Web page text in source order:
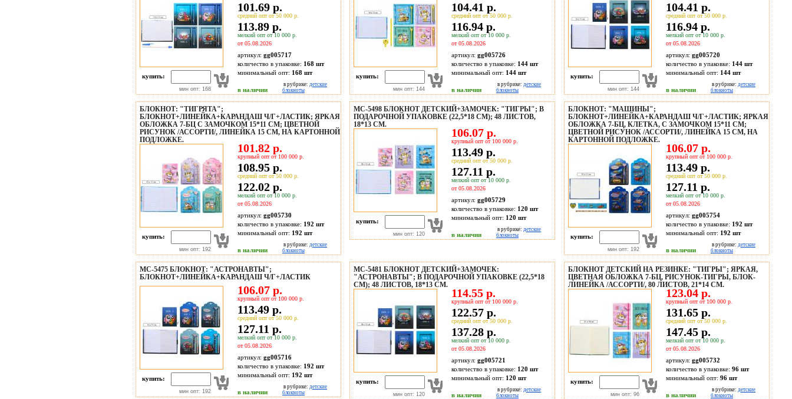
купить:
мин опт: 168
101.69 р.
средний опт от 50 000 р.
113.89 р.
мелкий опт от 10 000 р.
от 05.08.2026
артикул: gg005717
количество в упаковке: 168 шт
минимальный опт: 168 шт
в наличии
в рубрике: детские
блокноты
купить:
мин опт: 144
104.41 р.
средний опт от 50 000 р.
116.94 р.
мелкий опт от 10 000 р.
от 05.08.2026
артикул: gg005726
количество в упаковке: 144 шт
минимальный опт: 144 шт
в наличии
в рубрике: детские
блокноты
купить:
мин опт: 144
104.41 р.
средний опт от 50 000 р.
116.94 р.
мелкий опт от 10 000 р.
от 05.08.2026
артикул: gg005720
количество в упаковке: 144 шт
минимальный опт: 144 шт
в наличии
в рубрике: детские
блокноты
БЛОКНОТ: "ТИГРЯТА";
БЛОКНОТ+ЛИНЕЙКА+КАРАНДАШ Ч/Г+ЛАСТИК; ЯРКАЯ
ОБЛОЖКА 7-БЦ С ЗАМОЧКОМ 15*11 СМ; ЦВЕТНОЙ
РИСУНОК /АССОРТИ/, ЛИНЕЙКА 15 СМ, НА КАРТОННОЙ
ПОДЛОЖКЕ.
купить:
мин опт: 192
101.82 р.
крупный опт от 100 000 р.
108.95 р.
средний опт от 50 000 р.
122.02 р.
мелкий опт от 10 000 р.
от 05.08.2026
артикул: gg005730
количество в упаковке: 192 шт
минимальный опт: 192 шт
в наличии
в рубрике: детские
блокноты
МС-5498 БЛОКНОТ ДЕТСКИЙ+ЗАМОЧЕК: "ТИГРЫ"; В
ПОДАРОЧНОЙ УПАКОВКЕ (22,5*18 СМ); 48 ЛИСТОВ,
18*13 СМ.
купить:
мин опт: 120
106.07 р.
крупный опт от 100 000 р.
113.49 р.
средний опт от 50 000 р.
127.11 р.
мелкий опт от 10 000 р.
от 05.08.2026
артикул: gg005729
количество в упаковке: 120 шт
минимальный опт: 120 шт
в наличии
в рубрике: детские
блокноты
БЛОКНОТ: "МАШИНЫ";
БЛОКНОТ+ЛИНЕЙКА+КАРАНДАШ Ч/Г+ЛАСТИК; ЯРКАЯ
ОБЛОЖКА 7-БЦ, КЛЕТКА, С ЗАМОЧКОМ 15*11 СМ;
ЦВЕТНОЙ РИСУНОК /АССОРТИ/, ЛИНЕЙКА 15 СМ, НА
КАРТОННОЙ ПОДЛОЖКЕ.
купить:
мин опт: 192
106.07 р.
крупный опт от 100 000 р.
113.49 р.
средний опт от 50 000 р.
127.11 р.
мелкий опт от 10 000 р.
от 05.08.2026
артикул: gg005754
количество в упаковке: 192 шт
минимальный опт: 192 шт
в наличии
в рубрике: детские
блокноты
МС-5475 БЛОКНОТ: "АСТРОНАВТЫ";
БЛОКНОТ+ЛИНЕЙКА+КАРАНДАШ Ч/Г+ЛАСТИК
купить:
мин опт: 192
106.07 р.
крупный опт от 100 000 р.
113.49 р.
средний опт от 50 000 р.
127.11 р.
мелкий опт от 10 000 р.
от 05.08.2026
артикул: gg005716
количество в упаковке: 192 шт
минимальный опт: 192 шт
в наличии
в рубрике: детские
блокноты
МС-5481 БЛОКНОТ ДЕТСКИЙ+ЗАМОЧЕК:
"АСТРОНАВТЫ"; В ПОДАРОЧНОЙ УПАКОВКЕ (22,5*18
СМ); 48 ЛИСТОВ, 18*13 СМ.
купить:
мин опт: 120
114.55 р.
крупный опт от 100 000 р.
122.57 р.
средний опт от 50 000 р.
137.28 р.
мелкий опт от 10 000 р.
от 05.08.2026
артикул: gg005721
количество в упаковке: 120 шт
минимальный опт: 120 шт
в наличии
в рубрике: детские
блокноты
БЛОКНОТ ДЕТСКИЙ НА РЕЗИНКЕ: "ТИГРЫ"; ЯРКАЯ,
ЦВЕТНАЯ ОБЛОЖКА 7-БЦ, РИСУНОК-ТИГРЫ, БЛОК-
ЛИНЕЙКА /АССОРТИ/, 80 ЛИСТОВ, 21*14 СМ.
купить:
мин опт: 96
123.04 р.
крупный опт от 100 000 р.
131.65 р.
средний опт от 50 000 р.
147.45 р.
мелкий опт от 10 000 р.
от 05.08.2026
артикул: gg005732
количество в упаковке: 96 шт
минимальный опт: 96 шт
в наличии
в рубрике: детские
блокноты